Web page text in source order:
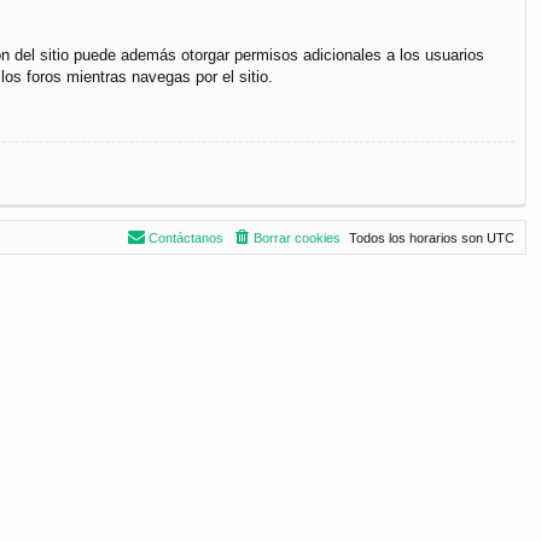
sitio puede además otorgar permisos adicionales a los usuarios
foros mientras navegas por el sitio.
Todos los horarios son UTC
Borrar cookies
Contáctanos